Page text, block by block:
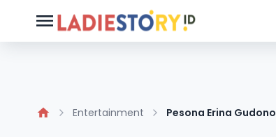
Entertainment Pesona Erina